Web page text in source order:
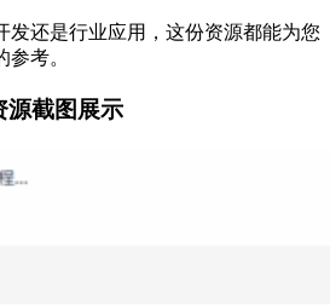
发还是行业应用，这份资源都能为您
考。
源截图展示